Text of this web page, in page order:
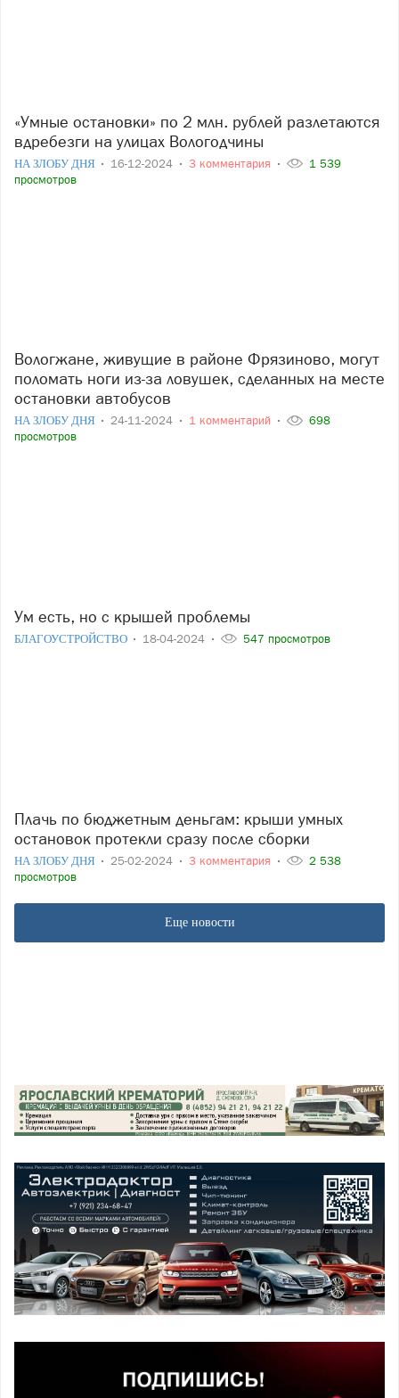
«Умные остановки» по 2 млн. рублей разлетаются
вдребезги на улицах Вологодчины
НА ЗЛОБУ ДНЯ 16-12-2024 3 комментария
1 539
просмотров
Вологжане, живущие в районе Фрязиново, могут
поломать ноги из-за ловушек, сделанных на месте
остановки автобусов
НА ЗЛОБУ ДНЯ 24-11-2024 1 комментарий
698
просмотров
Ум есть, но с крышей проблемы
БЛАГОУСТРОЙСТВО 18-04-2024 547 просмотров
Плачь по бюджетным деньгам: крыши умных
остановок протекли сразу после сборки
НА ЗЛОБУ ДНЯ 25-02-2024 3 комментария
2 538
просмотров
Еще новости